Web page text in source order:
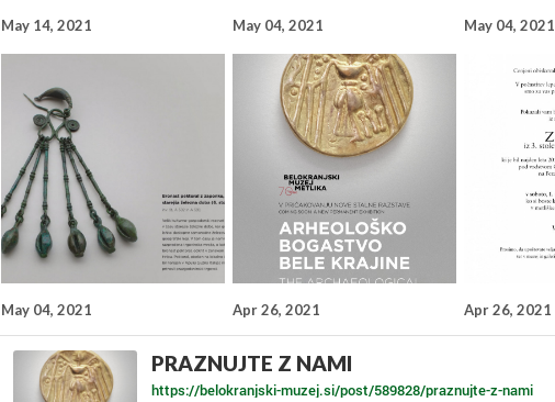
May 14, 2021 May 04, 2021 May 04, 2021
May 04, 2021 Apr 26, 2021 Apr 26, 2021
PRAZNUJTE Z NAMI
https://belokranjski-muzej.si/post/589828/praznujte-z-nami